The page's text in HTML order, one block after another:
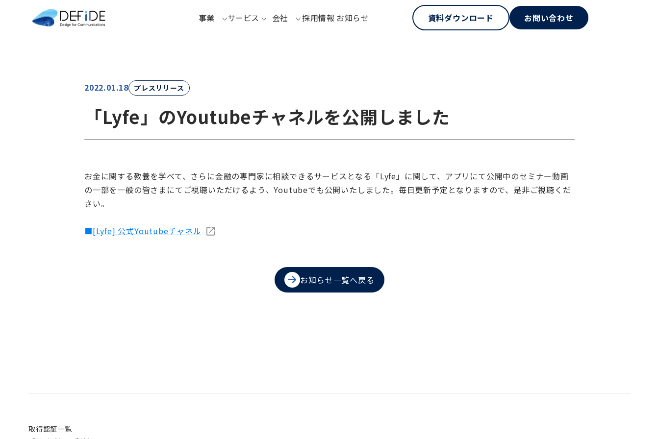
事業 サービス 会社 採用情報 お知らせ 資料ダウンロード お問い合わせ
2022.01.18 プレスリリース
「Lyfe」のYoutubeチャネルを公開しました
お金に関する教養を学べて、さらに金融の専門家に相談できるサービスとなる「Lyfe」に関して、アプリにて公開中のセミナー動画
の一部を一般の皆さまにてご視聴いただけるよう、Youtubeでも公開いたしました。毎日更新予定となりますので、是非ご視聴くだ
さい。
■[Lyfe] 公式Youtubeチャネル
お知らせ一覧へ戻る
取得認証一覧